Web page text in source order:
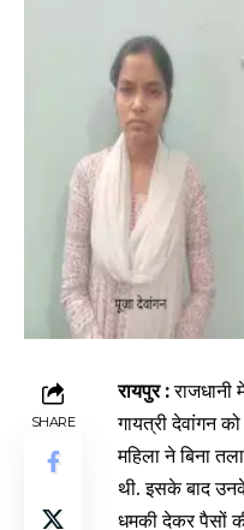
SHARE
रायपुर :राजधानी
गायत्री देवांगन
महिला ने बिना
थी. इसके बाद
धमकी देकर पैसों